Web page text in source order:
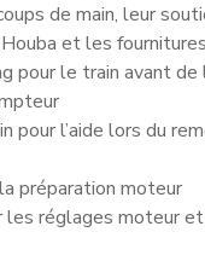
de main, leur
et les
pour le train avant de
pour l’aide lors du
préparation moteur
les réglages moteur